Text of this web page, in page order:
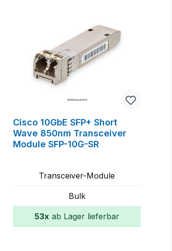
Cisco 10GbE SFP+ Short
Wave 850nm Transceiver
Module SFP-10G-SR
Transceiver-Module
Bulk
53x ab Lager lieferbar